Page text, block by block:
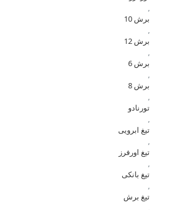
,
برش 10
,
برش 12
,
برش 6
,
برش 8
,
تورنادو
,
تیغ ابرویی
,
تیغ اورفرز
,
تیغ بانکی
,
تیغ برش